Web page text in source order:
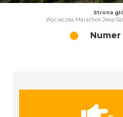
Strona
Wycieczka Marathon Jeep